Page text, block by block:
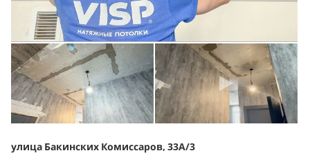
улица Бакинских Комиссаров, 33А/3